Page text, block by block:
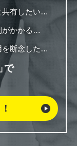
共有したい…
がかかる…
を断念した…
で